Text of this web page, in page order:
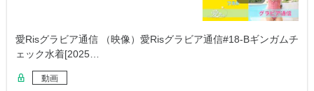
愛Risグラビア通信 （映像）愛Risグラビア通信#18-Bギンガムチ
ェック水着[2025…
動画